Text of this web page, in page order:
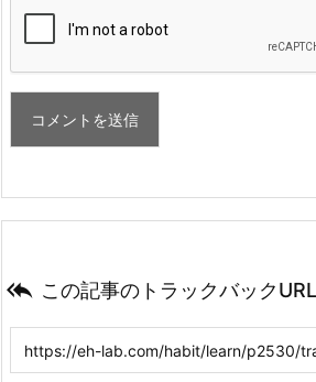
 この記事のトラックバックURL